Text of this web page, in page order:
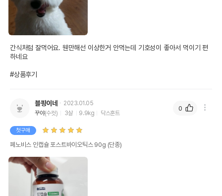
간식처럼 잘먹어요. 웬만해선 이상한거 안먹는데 기호성이 좋아서 먹이기 편
하네요
#상품후기
블핑이네
2023.01.05
꾸야(수컷) 3살 9.9kg 닥스훈트
첫구매
페노비스 인캡슐 포스트바이오틱스 90g (단종)
0